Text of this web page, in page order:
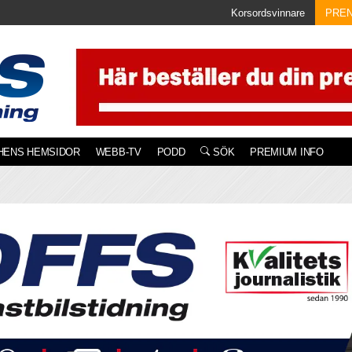
Korsordsvinnare
HEMSIDOR WEBB-TV PODD SÖK PREMIUM INFO